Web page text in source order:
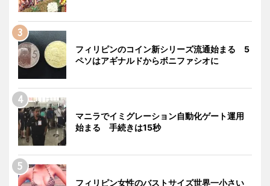
フィリピンのコイン新シリーズ流通始まる 5
ペソはアギナルドからボニファシオに
マニラでイミグレーション自動化ゲート運用
始まる 手続きは15秒
フィリピン女性のバストサイズ世界一小さい